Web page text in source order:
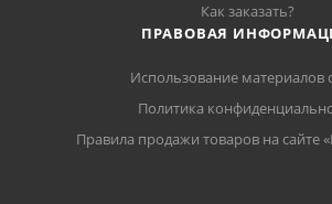
Как заказать?
ПРАВОВАЯ
Использование материалов
Политика
Правила продажи товаров на сайте